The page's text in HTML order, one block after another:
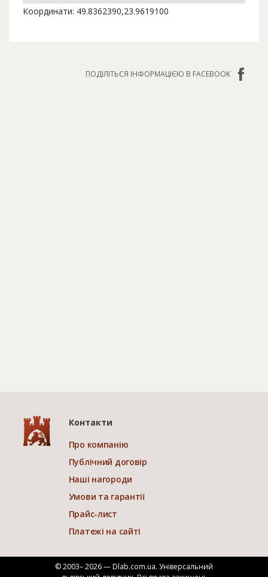
Координати: 49.8362390,23.9619100
ПОДІЛІТЬСЯ ІНФОРМАЦІЄЮ В FACEBOOK
Контакти
Про компанію
Публічний договір
Наші нагороди
Умови та гарантії
Прайс-лист
Платежі на сайті
© 2003– 2026 — Dlab.com.ua. Універсальний